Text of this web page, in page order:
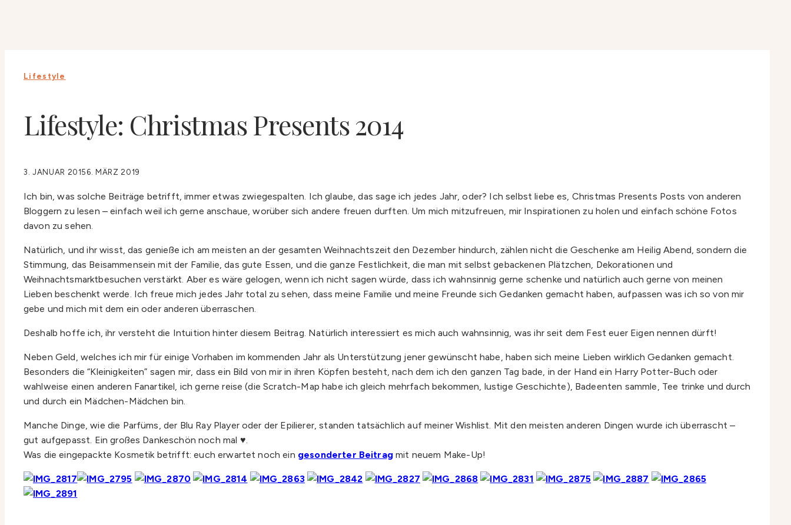
Lifestyle
Lifestyle: Christmas Presents 2014
3. JANUAR 2015 6. MÄRZ 2019
Ich bin, was solche Beiträge betrifft, immer etwas zwiegespalten. Ich glaube, das sage ich jedes Jahr, oder? Ich selbst liebe es, Christmas Presents Posts von anderen
Bloggern zu lesen – einfach weil ich gerne anschaue, worüber sich andere freuen durften. Um mich mitzufreuen, mir Inspirationen zu holen und einfach schöne Fotos
davon zu sehen.
Natürlich, und ihr wisst, das genieße ich am meisten an der gesamten Weihnachtszeit den Dezember hindurch, zählen nicht die Geschenke am Heilig Abend, sondern die
Stimmung, das Beisammensein mit der Familie, das gute Essen, und die ganze Festlichkeit, die man mit selbst gebackenen Plätzchen, Dekorationen und
Weihnachtsmarktbesuchen verstärkt. Aber es wäre gelogen, wenn ich nicht sagen würde, dass ich wahnsinnig gerne schenke und natürlich auch gerne von meinen
Lieben beschenkt werde. Ich freue mich jedes Jahr total zu sehen, dass meine Familie und meine Freunde sich Gedanken gemacht haben, aufpassen was ich so von mir
gebe und mich mit dem ein oder anderen überraschen.
Deshalb hoffe ich, ihr versteht die Intuition hinter diesem Beitrag. Natürlich interessiert es mich auch wahnsinnig, was ihr seit dem Fest euer Eigen nennen dürft!
Neben Geld, welches ich mir für einige Vorhaben im kommenden Jahr als Unterstützung jener gewünscht habe, haben sich meine Lieben wirklich Gedanken gemacht.
Besonders die “Kleinigkeiten” sagen mir, dass ein Bild von mir in ihren Köpfen besteht, nach dem ich den ganzen Tag bade, in der Hand ein Harry Potter-Buch oder
wahlweise einen anderen Fanartikel, ich gerne reise (die Scratch-Map habe ich gleich mehrfach bekommen, lustige Geschichte), Badeenten sammle, Tee trinke und durch
und durch ein Mädchen-Mädchen bin.
Manche Dinge, wie die Parfüms, der Blu Ray Player oder der Epilierer, standen tatsächlich auf meiner Wishlist. Mit den meisten anderen Dingen wurde ich überrascht –
gut aufgepasst. Ein großes Dankeschön noch mal ♥.
Was die eingepackte Kosmetik betrifft: euch erwartet noch ein gesonderter Beitragmit neuem Make-Up!